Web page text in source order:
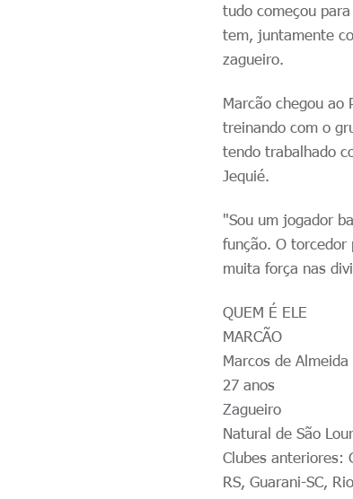
tudo começou
tem, juntamente
zagueiro.
Marcão chegou ao
treinando com o
tendo trabalhado
Jequié.
"Sou um jogador
função. O torcedor
muita força nas
QUEM É ELE
MARCÃO
Marcos de Almeida
27 anos
Zagueiro
Natural de São
Clubes anteriores:
RS, Guarani-SC,